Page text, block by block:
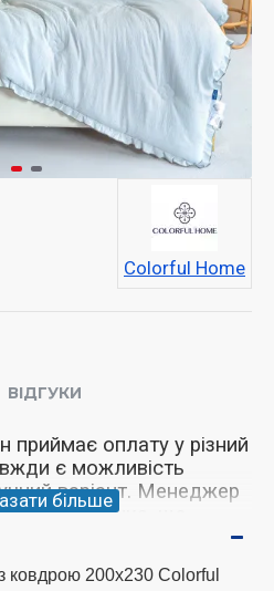
Colorful Home
ВІДГУКИ
приймає оплату у різний
є можливість
варіант. Менеджер
час дзвінка, що
ковдрою 200х230 Colorful